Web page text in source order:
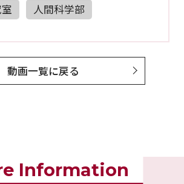
人間科学部
動画一覧に戻る
Information